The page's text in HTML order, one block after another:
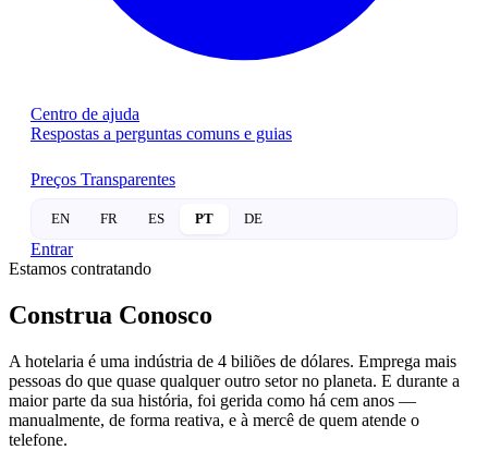
Centro de ajuda
Respostas a perguntas comuns e guias
Preços Transparentes
EN FR ES PT DE
Entrar
Estamos contratando
Construa Conosco
A hotelaria é uma indústria de 4 biliões de dólares. Emprega mais
pessoas do que quase qualquer outro setor no planeta. E durante a
maior parte da sua história, foi gerida como há cem anos —
manualmente, de forma reativa, e à mercê de quem atende o
telefone.